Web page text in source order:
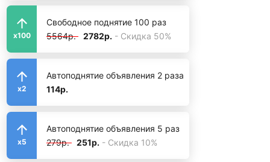
x100
Свободное поднятие 100 раз
5564р. 2782р. - Скидка 50%
x2
Автоподнятие объявления 2 раза
114р.
x5
Автоподнятие объявления 5 раз
279р. 251р. - Скидка 10%